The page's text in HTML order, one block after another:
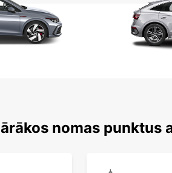
nomas punktus